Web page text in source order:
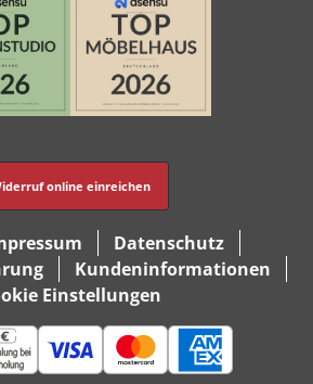
online einreichen
Datenschutz
Kundeninformationen
Einstellungen